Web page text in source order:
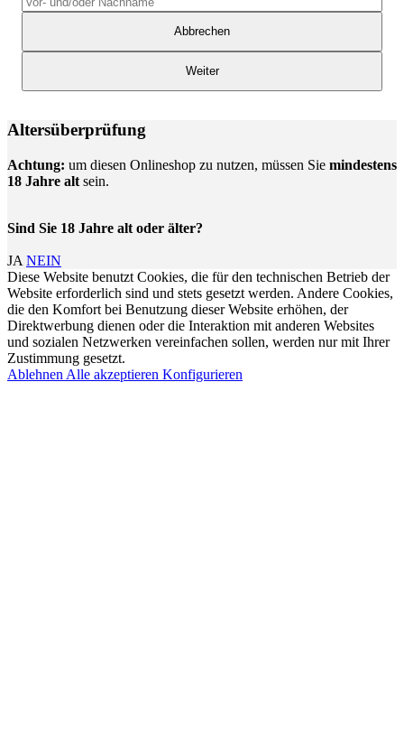
Abbrechen
Weiter
Altersüberprüfung
Achtung: um diesen Onlineshop zu nutzen, müssen Sie mindestens
18 Jahre alt sein.
Sind Sie 18 Jahre alt oder älter?
JA NEIN
Diese Website benutzt Cookies, die für den technischen Betrieb der
Website erforderlich sind und stets gesetzt werden. Andere Cookies,
die den Komfort bei Benutzung dieser Website erhöhen, der
Direktwerbung dienen oder die Interaktion mit anderen Websites
und sozialen Netzwerken vereinfachen sollen, werden nur mit Ihrer
Zustimmung gesetzt.
Ablehnen Alle akzeptieren Konfigurieren